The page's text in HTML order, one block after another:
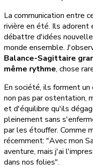
La communication entre
rivière en été. Ils adorent
débattre d'idées
monde ensemble.
Balance-Sagittaire
même rythme, chose
En société, ils forment
non pas par ostentation,
et d'équilibre qu'ils
pleinement sans
par les étouffer. Comme
récemment: "Avec mon
aventure, mais j'ai
dans nos folies".